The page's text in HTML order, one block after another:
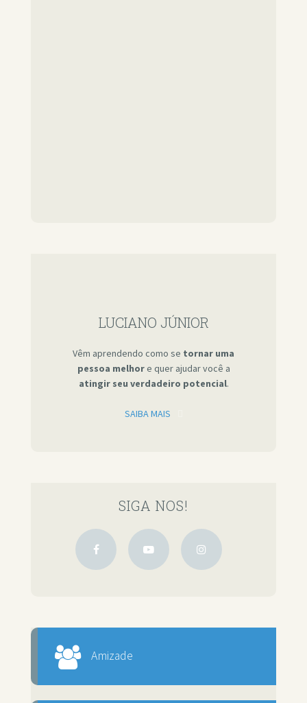
LUCIANO JÚNIOR
Vêm aprendendo como se tornar uma
pessoa melhore quer ajudar você a
atingir seu verdadeiro potencial.
SAIBA MAIS
SIGA NOS!
Amizade